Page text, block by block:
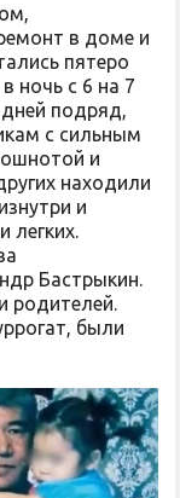
в доме и
пятеро
ночь с 6 на 7
подряд,
с сильным
и
находили
и
легких.
Бастрыкин.
родителей.
были